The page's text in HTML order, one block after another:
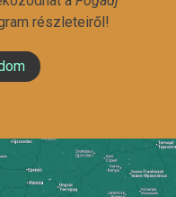
részleteiről!